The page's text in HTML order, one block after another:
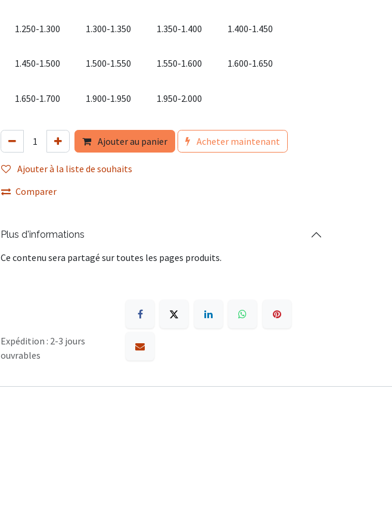
1.250-1.300 1.300-1.350 1.350-1.400 1.400-1.450
1.450-1.500 1.500-1.550 1.550-1.600 1.600-1.650
1.650-1.700 1.900-1.950 1.950-2.000
Ajouter au panier Acheter maintenant
Ajouter à la liste de souhaits
Comparer
Plus d'informations
Ce contenu sera partagé sur toutes les pages produits.
Expédition : 2-3 jours
ouvrables